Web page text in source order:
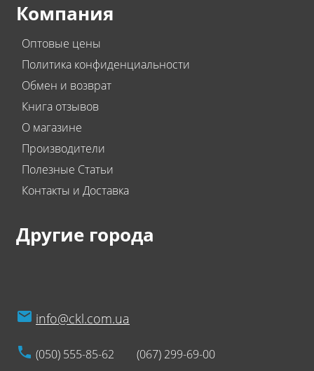
Компания
Оптовые цены
Политика конфиденциальности
Обмен и возврат
Книга отзывов
О магазине
Производители
Полезные Статьи
Контакты и Доставка
Другие города
info@ckl.com.ua
(050) 555-85-62 (067) 299-69-00